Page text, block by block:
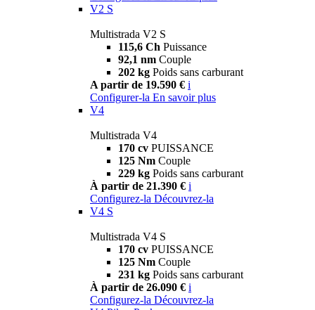
V2 S
Multistrada V2 S
115,6 Ch Puissance
92,1 nm Couple
202 kg Poids sans carburant
A partir de 19.590 € i
Configurer-la En savoir plus
V4
Multistrada V4
170 cv PUISSANCE
125 Nm Couple
229 kg Poids sans carburant
À partir de 21.390 € i
Configurez-la Découvrez-la
V4 S
Multistrada V4 S
170 cv PUISSANCE
125 Nm Couple
231 kg Poids sans carburant
À partir de 26.090 € i
Configurez-la Découvrez-la